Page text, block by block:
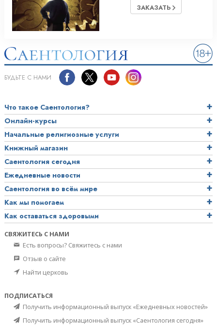
ЗАКАЗАТЬ
БУДЬТЕ С НАМИ
Что такое Саентология?
Онлайн-курсы
Начальные религиозные услуги
Книжный магазин
Саентология сегодня
Ежедневные новости
Саентология во всём мире
Как мы помогаем
Как оставаться здоровыми
СВЯЖИТЕСЬ С НАМИ
Есть вопросы? Свяжитесь с нами
Отзыв о сайте
Найти церковь
ПОДПИСАТЬСЯ
Получить информационный выпуск «Ежедневных новостей»
Получить информационный выпуск «Саентология сегодня»